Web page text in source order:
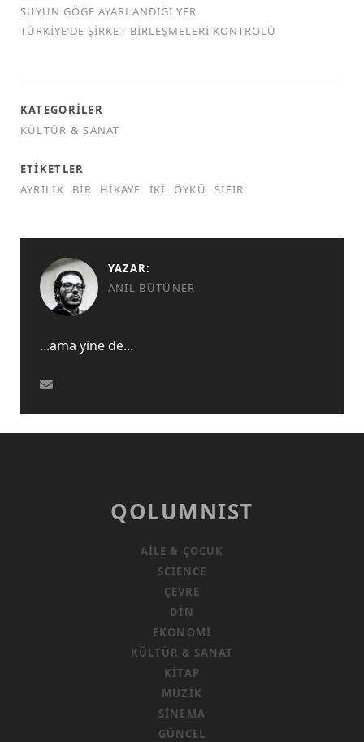
SUYUN GÖĞE AYARLANDIĞI YER
TÜRKİYE’DE ŞİRKET BİRLEŞMELERİ KONTROLÜ
KATEGORILER
KÜLTÜR & SANAT
ETIKETLER
AYRILIK
BIR HIKAYE İKI ÖYKÜ SIFIR
YAZAR:
ANIL BÜTÜNER
...ama yine de...
QOLUMNIST
AILE & ÇOCUK
SCIENCE
ÇEVRE
DIN
EKONOMI
KÜLTÜR & SANAT
KITAP
MÜZIK
SINEMA
GÜNCEL